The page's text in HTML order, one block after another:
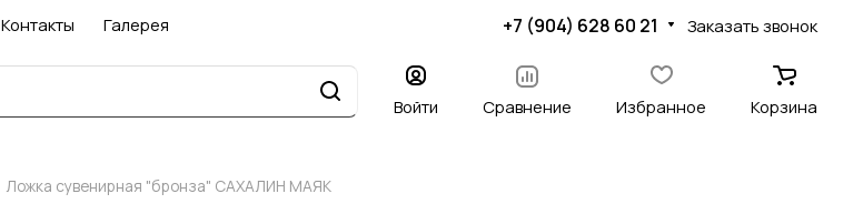
Контакты Галерея +7 (904) 628 60 21 Заказать звонок
Войти Сравнение Избранное Корзина
Ложка сувенирная "бронза" САХАЛИН МАЯК